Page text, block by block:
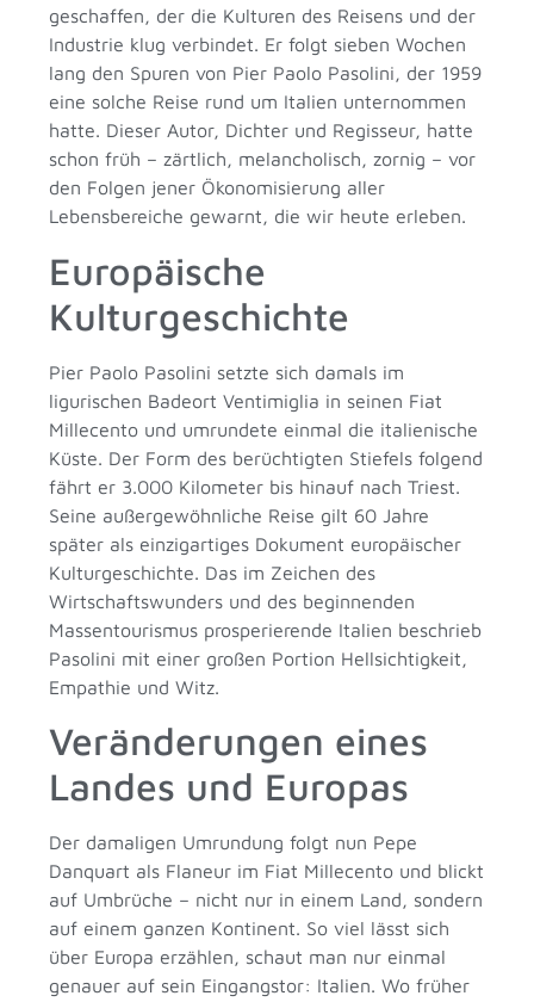
geschaffen, der die Kulturen des Reisens und der
Industrie klug verbindet. Er folgt sieben Wochen
lang den Spuren von Pier Paolo Pasolini, der 1959
eine solche Reise rund um Italien unternommen
hatte. Dieser Autor, Dichter und Regisseur, hatte
schon früh – zärtlich, melancholisch, zornig – vor
den Folgen jener Ökonomisierung aller
Lebensbereiche gewarnt, die wir heute erleben.
Europäische
Kulturgeschichte
Pier Paolo Pasolini setzte sich damals im
ligurischen Badeort Ventimiglia in seinen Fiat
Millecento und umrundete einmal die italienische
Küste. Der Form des berüchtigten Stiefels folgend
fährt er 3.000 Kilometer bis hinauf nach Triest.
Seine außergewöhnliche Reise gilt 60 Jahre
später als einzigartiges Dokument europäischer
Kulturgeschichte. Das im Zeichen des
Wirtschaftswunders und des beginnenden
Massentourismus prosperierende Italien beschrieb
Pasolini mit einer großen Portion Hellsichtigkeit,
Empathie und Witz.
Veränderungen eines
Landes und Europas
Der damaligen Umrundung folgt nun Pepe
Danquart als Flaneur im Fiat Millecento und blickt
auf Umbrüche – nicht nur in einem Land, sondern
auf einem ganzen Kontinent. So viel lässt sich
über Europa erzählen, schaut man nur einmal
genauer auf sein Eingangstor: Italien. Wo früher